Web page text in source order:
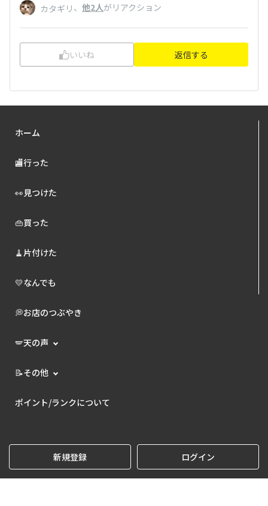
カタギリ 、 他2人がリアクション
いいね 返信する
ホーム
🏬行った
👀見つけた
👜買った
🧹片付けた
💛なんでも
💭お店のつぶやき
🪽天の声
📝その他
ポイント/ランクについて
新規登録 ログイン